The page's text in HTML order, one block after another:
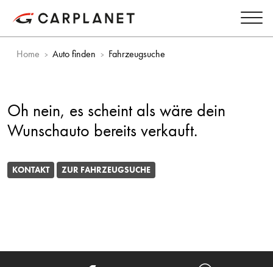
Home Auto finden Fahrzeugsuche
Oh nein, es scheint als wäre dein
Wunschauto bereits verkauft.
KONTAKT ZUR FAHRZEUGSUCHE